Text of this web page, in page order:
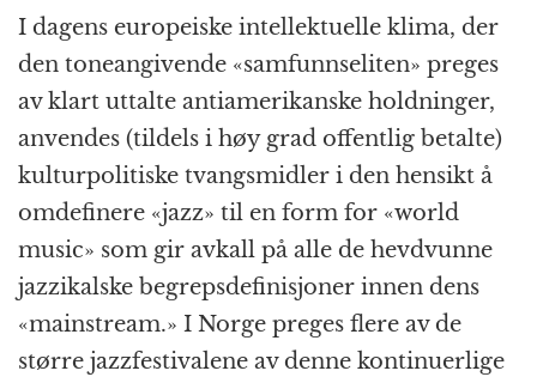
c
e
b
o
o
k
ss
e
n
g
e
r
at
s
A
p
p
a
p
c
h
at
e
g
r
a
m
n
t
ai
l
I dagens europeiske intellektuelle klima, der
den toneangivende «samfunnseliten» preges
av klart uttalte antiamerikanske holdninger,
anvendes (tildels i høy grad offentlig betalte)
kulturpolitiske tvangsmidler i den hensikt å
omdefinere «jazz» til en form for «world
music» som gir avkall på alle de hevdvunne
jazzikalske begrepsdefinisjoner innen dens
«mainstream.» I Norge preges flere av de
større jazzfestivalene av denne kontinuerlige